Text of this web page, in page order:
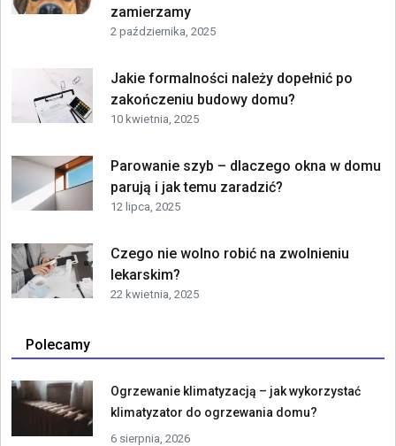
zamierzamy
2 października, 2025
Jakie formalności należy dopełnić po
zakończeniu budowy domu?
10 kwietnia, 2025
Parowanie szyb – dlaczego okna w domu
parują i jak temu zaradzić?
12 lipca, 2025
Czego nie wolno robić na zwolnieniu
lekarskim?
22 kwietnia, 2025
Polecamy
Ogrzewanie klimatyzacją – jak wykorzystać
klimatyzator do ogrzewania domu?
6 sierpnia, 2026